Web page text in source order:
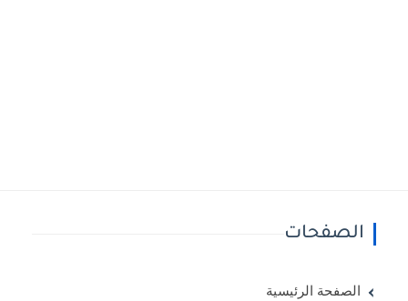
الصفحات
الصفحة الرئيسية